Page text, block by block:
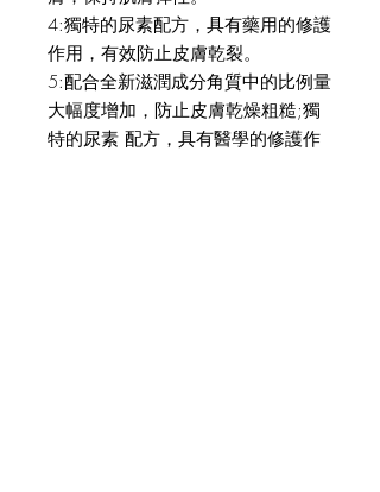
4:獨特的尿素配方，具有藥用的修護
作用，有效防止皮膚乾裂。
5:配合全新滋潤成分角質中的比例量
大幅度增加，防止皮膚乾燥粗糙;獨
特的尿素 配方，具有醫學的修護作